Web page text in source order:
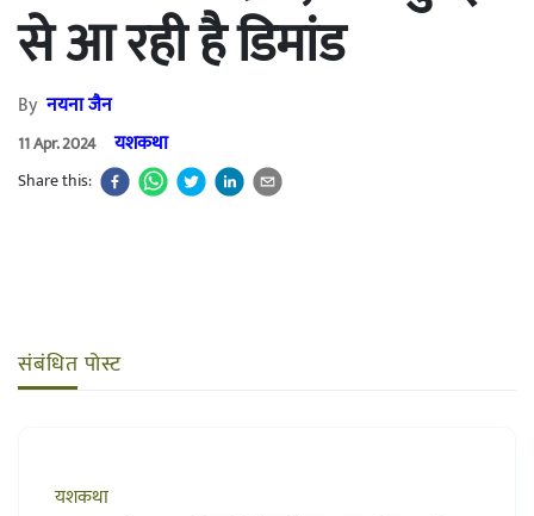
से आ रही है डिमांड
Byनयना जैन
11 Apr. 2024 यशकथा
Share this:
संबंधित पोस्ट
यशकथा